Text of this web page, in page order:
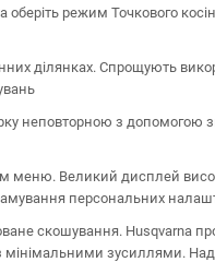
режим Точкового
ділянках. Спрощують
неповторною з допомогою
меню. Великий дисплей
персональних
скошування. Husqvarna
мінімальними зусиллями.